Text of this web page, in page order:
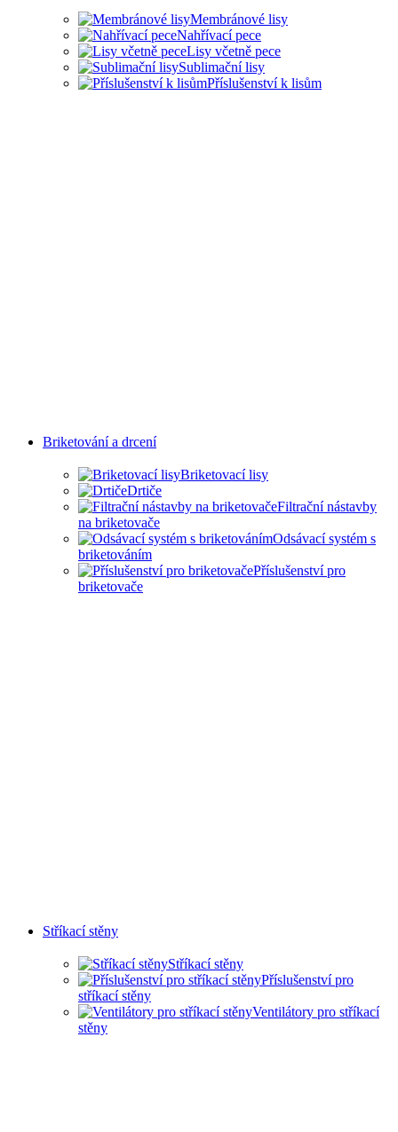
Membránové lisy
Nahřívací pece
Lisy včetně pece
Sublimační lisy
Příslušenství k lisům
Briketování a drcení
Briketovací lisy
Drtiče
Filtrační nástavby
na briketovače
Odsávací systém s
briketováním
Příslušenství pro
briketovače
Stříkací stěny
Stříkací stěny
Příslušenství pro
stříkací stěny
Ventilátory pro stříkací
stěny